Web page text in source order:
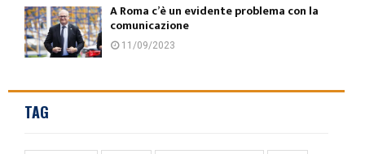
A Roma c’è un evidente problema con la
comunicazione
11/09/2023
TAG